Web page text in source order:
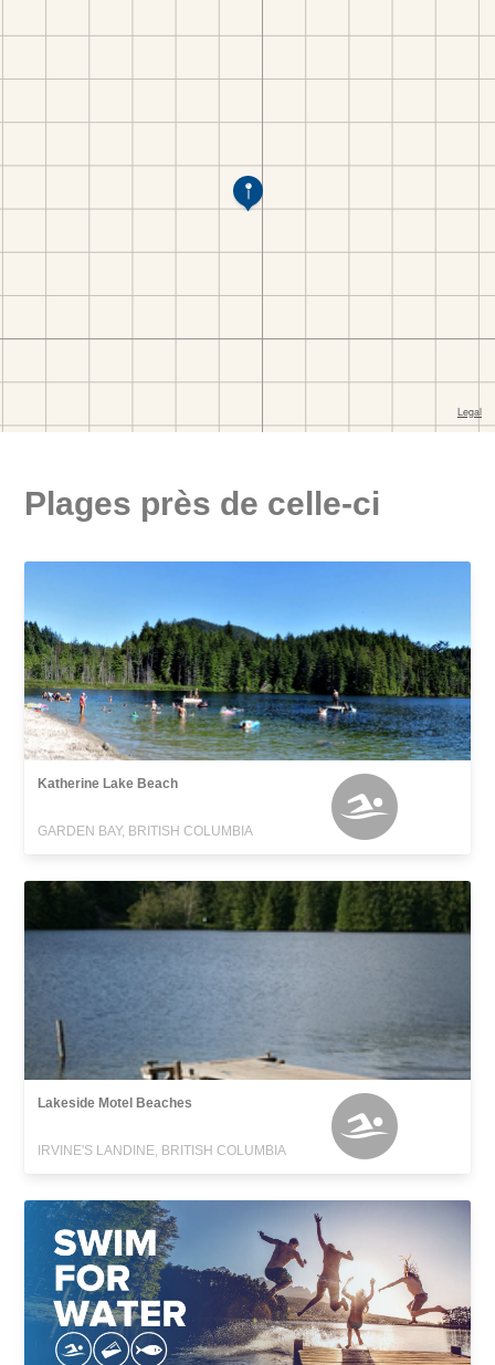
Plages près de celle-ci
Katherine Lake Beach
GARDEN BAY, BRITISH COLUMBIA
Lakeside Motel Beaches
IRVINE'S LANDINE, BRITISH COLUMBIA